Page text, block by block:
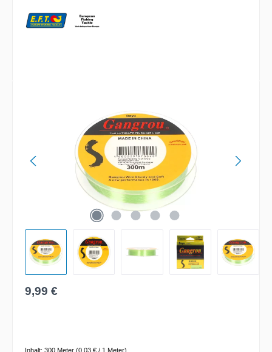
Regulärer Preis:
9,99 €
Inhalt: 300 Meter (0,03 € / 1 Meter)